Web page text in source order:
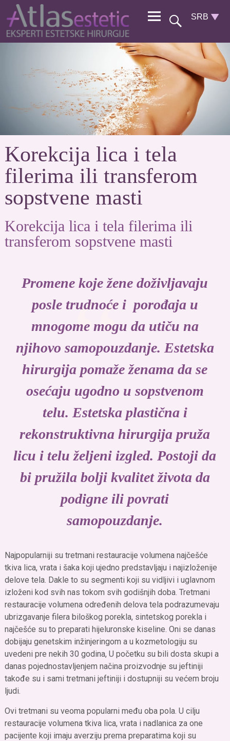
Korekcija lica i tela
filerima ili transferom
sopstvene masti
Korekcija lica i tela filerima ili
transferom sopstvene masti
Promene koje žene doživljavaju
posle trudnoće i porođaja u
mnogome mogu da utiču na
njihovo samopouzdanje. Estetska
hirurgija pomaže ženama da se
osećaju ugodno u sopstvenom
telu. Estetska plastična i
rekonstruktivna hirurgija pruža
licu i telu željeni izgled. Postoji da
bi pružila bolji kvalitet života da
podigne ili povrati
samopouzdanje.
Najpopularniji su tretmani restauracije volumena najčešće
tkiva lica, vrata i šaka koji ujedno predstavljaju i najizloženije
delove tela. Dakle to su segmenti koji su vidljivi i uglavnom
izloženi kod svih nas tokom svih godišnjih doba. Tretmani
restauracije volumena određenih delova tela podrazumevaju
ubrizgavanje filera biloškog porekla, sintetskog porekla i
najčešće su to preparati hijeluronske kiseline. Oni se danas
dobijaju genetskim inžinjeringom a u kozmetologiju su
uvedeni pre nekih 30 godina, U početku su bili dosta skupi a
danas pojednostavljenjem načina proizvodnje su jeftiniji
takođe su i sami tretmani jeftiniji i dostupniji su većem broju
ljudi.
Ovi tretmani su veoma popularni među oba pola. U cilju
restauracije volumena tkiva lica, vrata i nadlanica za one
pacijente koji imaju averziju prema preparatima koji su